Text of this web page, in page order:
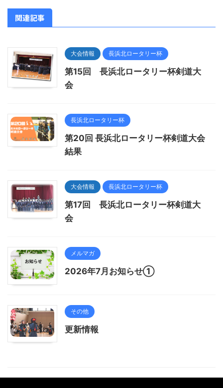
関連記事
大会情報 長浜北ロータリー杯
第15回 長浜北ロータリー杯剣道大
会
長浜北ロータリー杯
第20回 長浜北ロータリー杯剣道大会
結果
大会情報 長浜北ロータリー杯
第17回 長浜北ロータリー杯剣道大
会
メルマガ
2026年7月お知らせ①
その他
更新情報